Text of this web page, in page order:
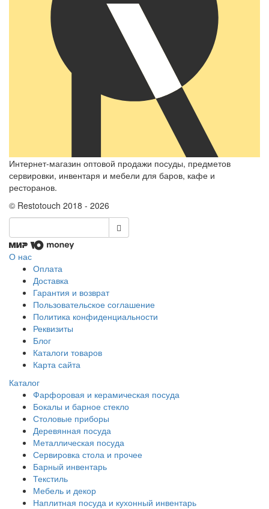
Интернет-магазин оптовой продажи посуды, предметов
сервировки, инвентаря и мебели для баров, кафе и
ресторанов.
© Restotouch 2018 - 2026
О нас
Оплата
Доставка
Гарантия и возврат
Пользовательское соглашение
Политика конфиденциальности
Реквизиты
Блог
Каталоги товаров
Карта сайта
Каталог
Фарфоровая и керамическая посуда
Бокалы и барное стекло
Столовые приборы
Деревянная посуда
Металлическая посуда
Сервировка стола и прочее
Барный инвентарь
Текстиль
Мебель и декор
Наплитная посуда и кухонный инвентарь